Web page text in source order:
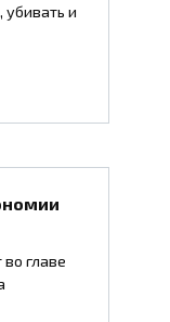
убивать и
главе